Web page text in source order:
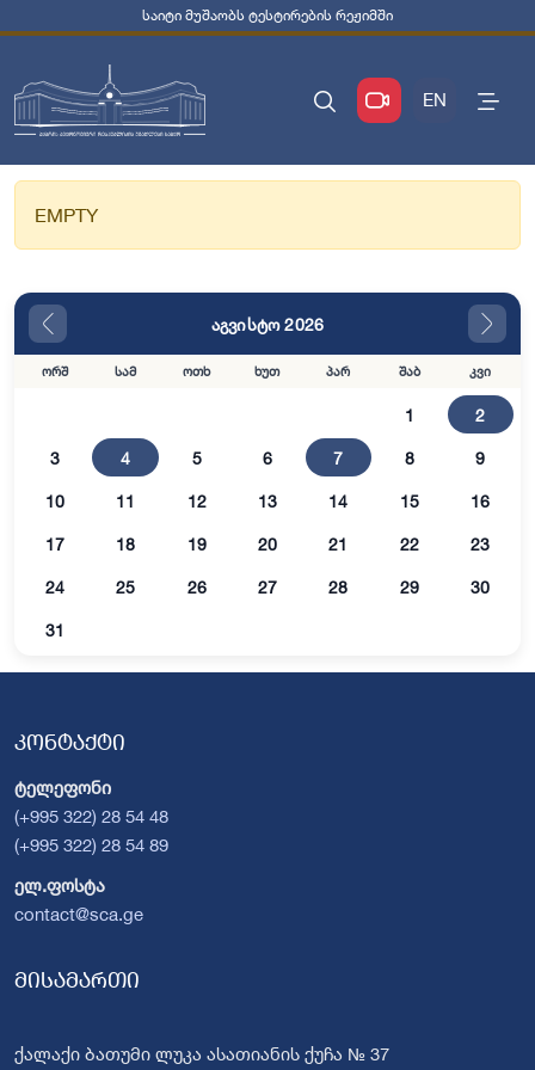
საიტი მუშაობს ტესტირების რეჟიმში
EN
EMPTY
აგვისტო 2026
ორშ სამ ოთხ ხუთ პარ შაბ კვი
1 2
3 4 5 6 7 8 9
10 11 12 13 14 15 16
17 18 19 20 21 22 23
24 25 26 27 28 29 30
31
კონტაქტი
ტელეფონი
(+995 322) 28 54 48
(+995 322) 28 54 89
ელ.ფოსტა
contact@sca.ge
მისამართი
ქალაქი ბათუმი ლუკა ასათიანის ქუჩა № 37